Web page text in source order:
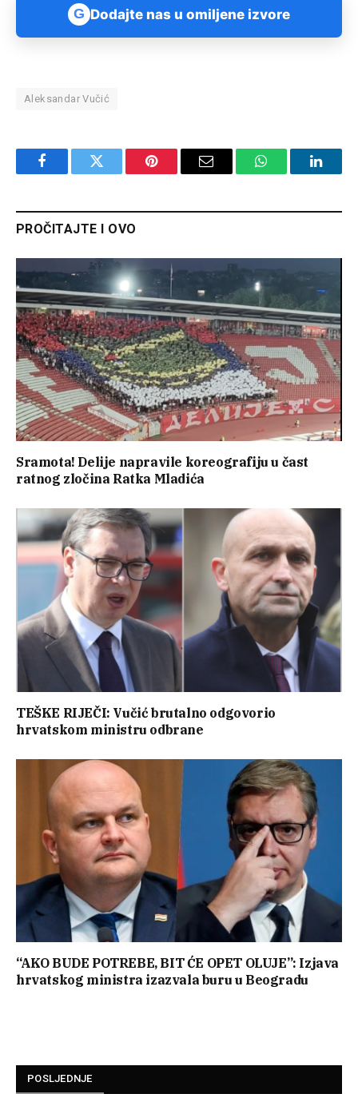
G Dodajte nas u omiljene izvore
Aleksandar Vučić
FacebookTwitter Pinterest Email WhatsApp
PROČITAJTE I OVO
Sramota! Delije napravile koreografiju u čast
ratnog zločina Ratka Mladića
TEŠKE RIJEČI: Vučić brutalno odgovorio
hrvatskom ministru odbrane
“AKO BUDE POTREBE, BIT ĆE OPET OLUJE”: Izjava
hrvatskog ministra izazvala buru u Beogradu
POSLJEDNJE